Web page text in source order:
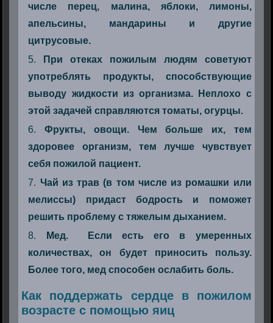
числе перец, малина, яблоки, лимоны,
апельсины, мандарины и другие
цитрусовые.
При отеках пожилым людям советуют
употреблять продукты, способствующие
выводу жидкости из организма. Неплохо с
этой задачей справляются томаты, огурцы.
Фрукты, овощи. Чем больше их, тем
здоровее организм, тем лучше чувствует
себя пожилой пациент.
Чай из трав (в том числе из ромашки или
мелиссы) придаст бодрость и поможет
решить проблему с тяжелым дыханием.
Мед. Если есть его в умеренных
количествах, он будет приносить пользу.
Более того, мед способен ослабить боль.
Как поддержать сердце в пожилом
возрасте с помощью яиц